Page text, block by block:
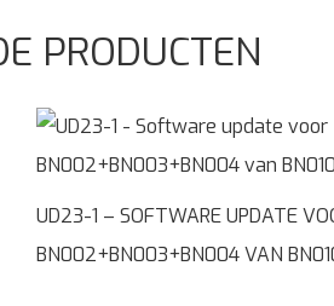
PRODUCTEN
UD23-1 – SOFTWARE UPDATE
BN002+BN003+BN004 VAN